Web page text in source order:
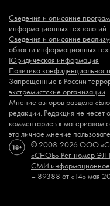
Мнение авторов раздела
редакции. Редакция не несет
комментариев к материалам
это личное мнение
Запрещенные в России
экстремистские организации
© 2008-2026 ООО
«СНОБ» Рег. номер
СМИ информационное
– 89388 от «14» мая
Сведения и описание
информационных технологий
Сведения и описание
области информационных
Юридическая информация
Политика